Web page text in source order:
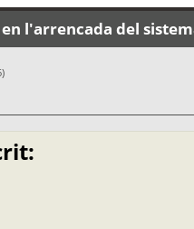
l'arrencada del